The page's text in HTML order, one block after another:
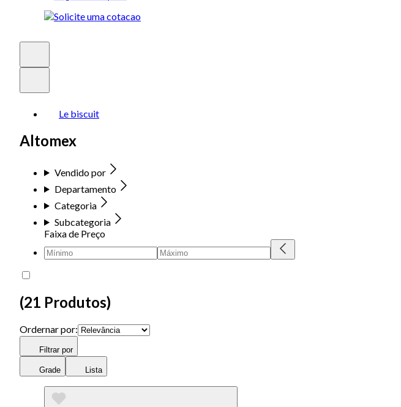
Le biscuit
Altomex
Vendido por
Departamento
Categoria
Subcategoria
Faixa de Preço
(21 Produtos)
Ordernar por:
Filtrar por
Grade Lista